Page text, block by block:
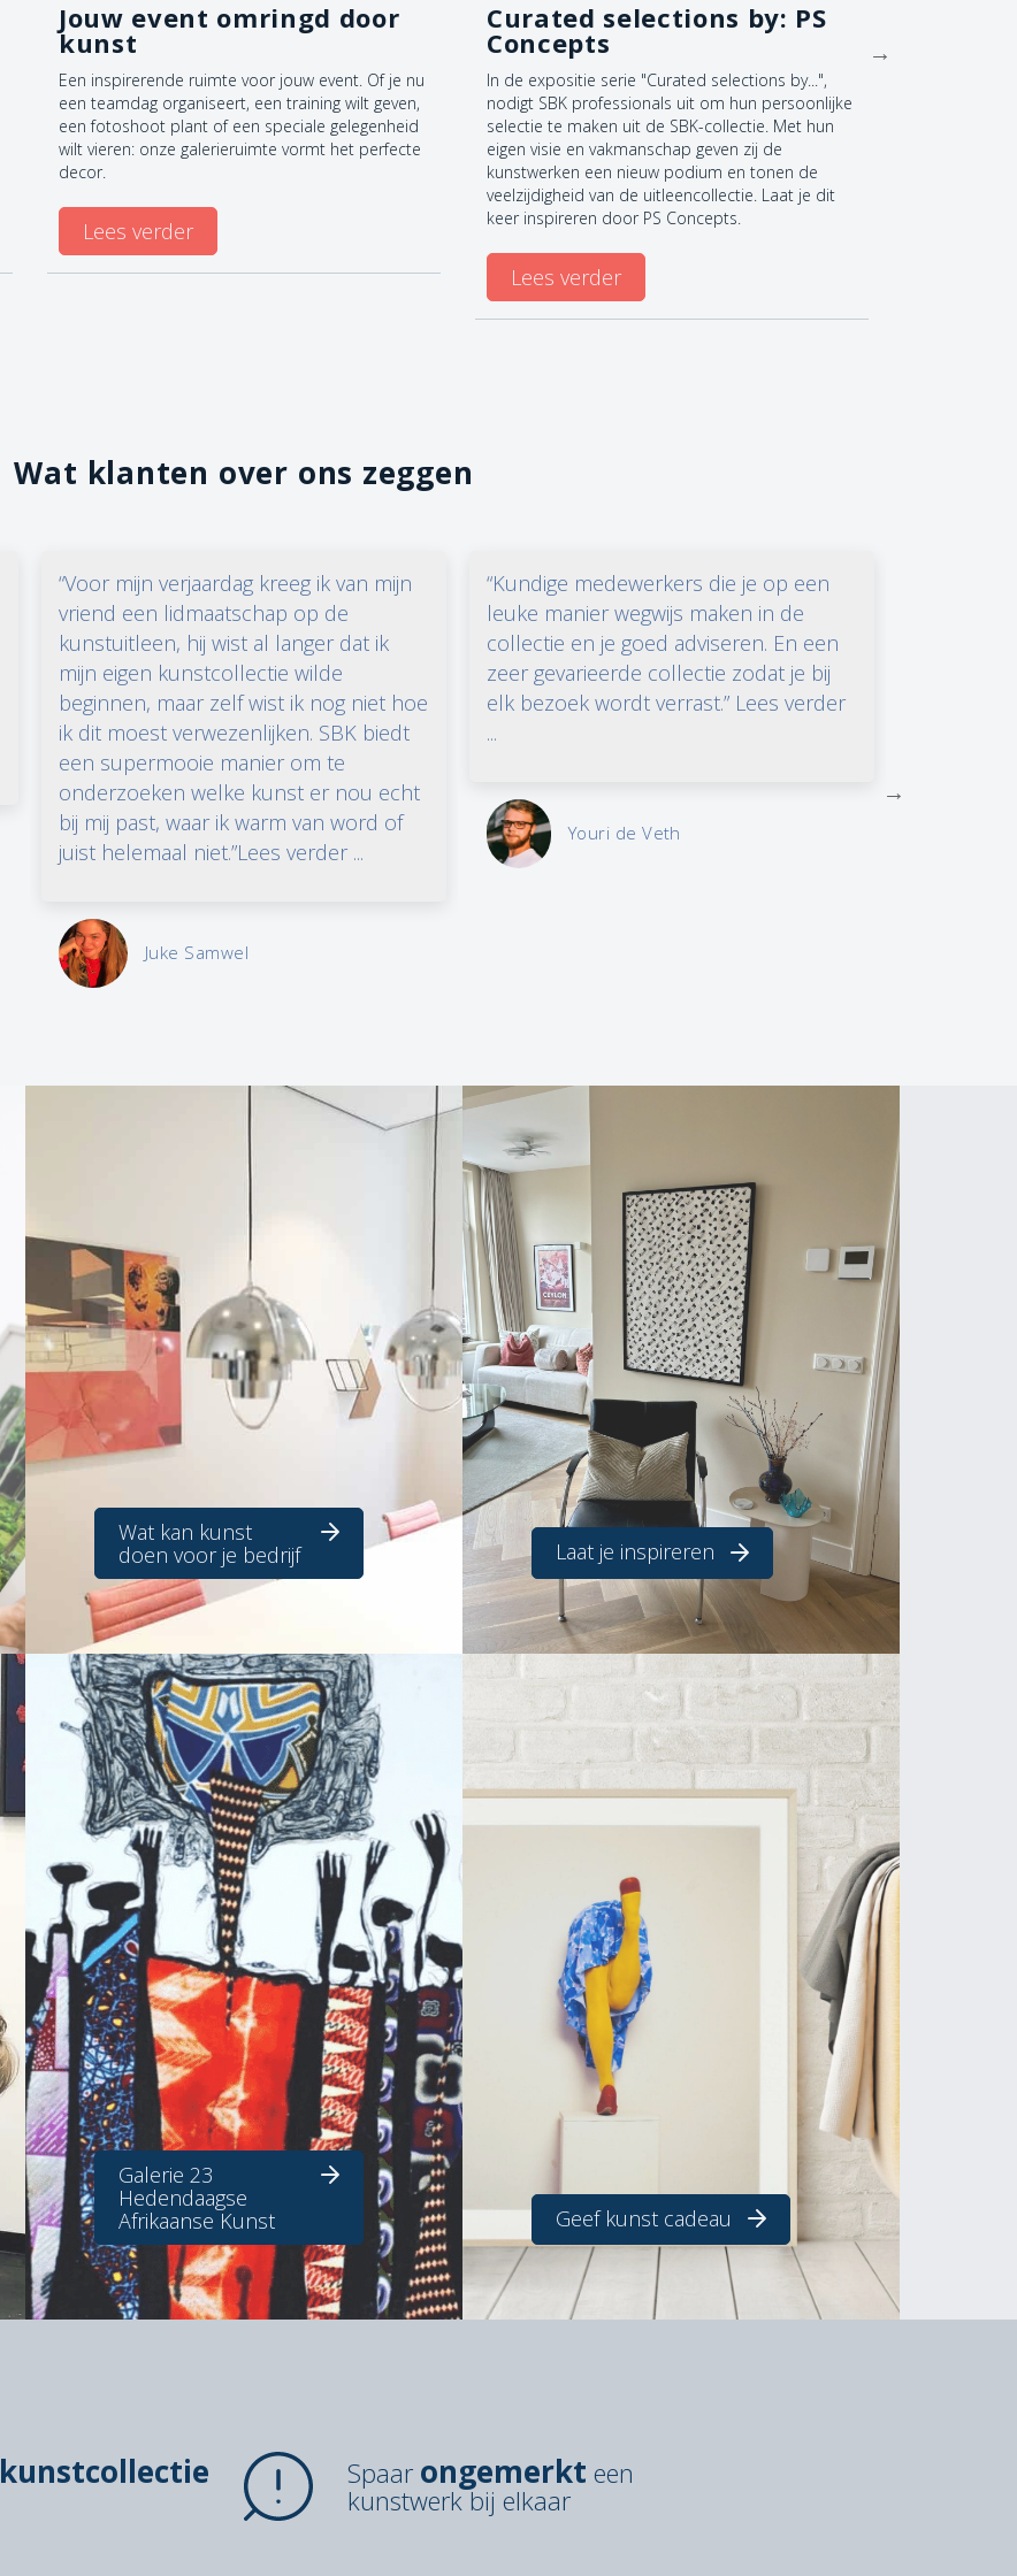
Jouw event omringd door
kunst
Een inspirerende ruimte voor jouw event. Of je nu
een teamdag organiseert, een training wilt geven,
een fotoshoot plant of een speciale gelegenheid
wilt vieren: onze galerieruimte vormt het perfecte
decor.
Lees verder
Curated selections by: PS
Concepts
In de expositie serie "Curated selections by...",
nodigt SBK professionals uit om hun persoonlijke
selectie te maken uit de SBK-collectie. Met hun
eigen visie en vakmanschap geven zij de
kunstwerken een nieuw podium en tonen de
veelzijdigheid van de uitleencollectie. Laat je dit
keer inspireren door PS Concepts.
Lees verder
Wat klanten over ons zeggen
“Voor mijn verjaardag kreeg ik van mijn
vriend een lidmaatschap op de
kunstuitleen, hij wist al langer dat ik
mijn eigen kunstcollectie wilde
beginnen, maar zelf wist ik nog niet hoe
ik dit moest verwezenlijken. SBK biedt
een supermooie manier om te
onderzoeken welke kunst er nou echt
bij mij past, waar ik warm van word of
juist helemaal niet.”Lees verder ...
Juke Samwel
“Kundige medewerkers die je op een
leuke manier wegwijs maken in de
collectie en je goed adviseren. En een
zeer gevarieerde collectie zodat je bij
elk bezoek wordt verrast.” Lees verder
...
Youri de Veth
Wat kan kunst
doen voor je bedrijf
Laat je inspireren
Galerie 23
Hedendaagse
Afrikaanse Kunst
Geef kunst cadeau
kunstcollectie Spaar ongemerkt een
kunstwerk bij elkaar